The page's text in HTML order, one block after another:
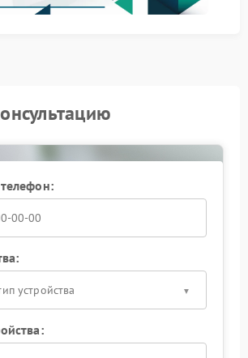
использование
устройства